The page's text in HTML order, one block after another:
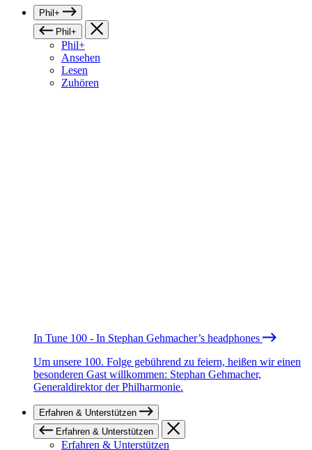
Phil+
Phil+
Phil+
Ansehen
Lesen
Zuhören
In Tune 100 - In Stephan Gehmacher’s headphones
Um unsere 100. Folge gebührend zu feiern, heißen wir einen
besonderen Gast willkommen: Stephan Gehmacher,
Generaldirektor der Philharmonie.
Erfahren & Unterstützen
Erfahren & Unterstützen
Erfahren & Unterstützen